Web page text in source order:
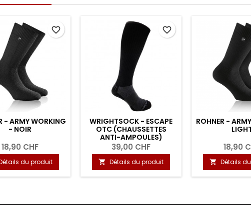
- ARMY WORKING
- NOIR
18,90 CHF
du produit
favorite_border
WRIGHTSOCK - ESCAPE
OTC (CHAUSSETTES
ANTI-AMPOULES)
39,00 CHF
 Détails du produit
favorite_border
ROHNER -
18,90
 Détails